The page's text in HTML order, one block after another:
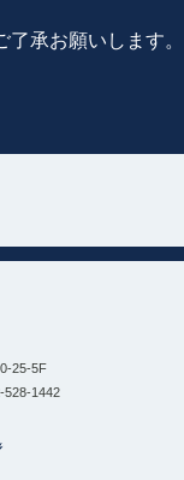
承お願いします。
25-5F
528-1442